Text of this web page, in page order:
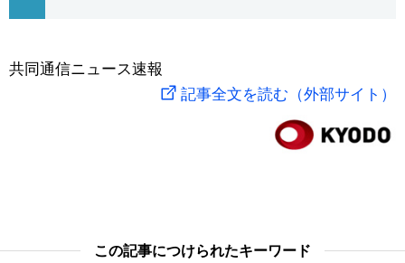
社会
旅と暮らし
科学・技術
暮らし
共同通信ニュース速報
記事全文を読む（外部サイト）
この記事につけられたキーワード